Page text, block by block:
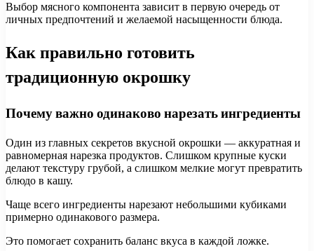
Выбор мясного компонента зависит в первую очередь от
личных предпочтений и желаемой насыщенности блюда.
Как правильно готовить
традиционную окрошку
Почему важно одинаково нарезать ингредиенты
Один из главных секретов вкусной окрошки — аккуратная и
равномерная нарезка продуктов. Слишком крупные куски
делают текстуру грубой, а слишком мелкие могут превратить
блюдо в кашу.
Чаще всего ингредиенты нарезают небольшими кубиками
примерно одинакового размера.
Это помогает сохранить баланс вкуса в каждой ложке.